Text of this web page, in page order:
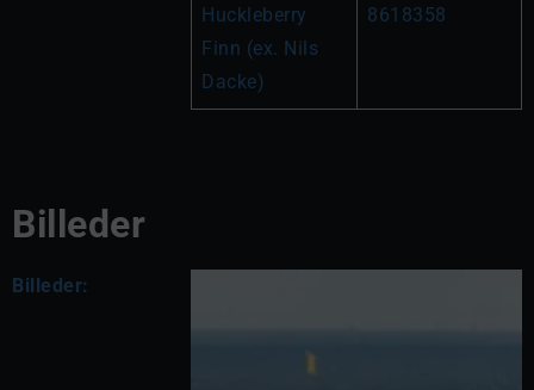
Huckleberry
Finn (ex. Nils
Dacke)
8618358
Billeder
Billeder: